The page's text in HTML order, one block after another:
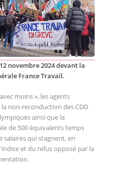
novembre 2024 devant la
France Travail.
moins », les agents
non-reconduction des CDD
ainsi que la
de 500 équivalents temps
salaires qui stagnent, en
et du refus opposé par la